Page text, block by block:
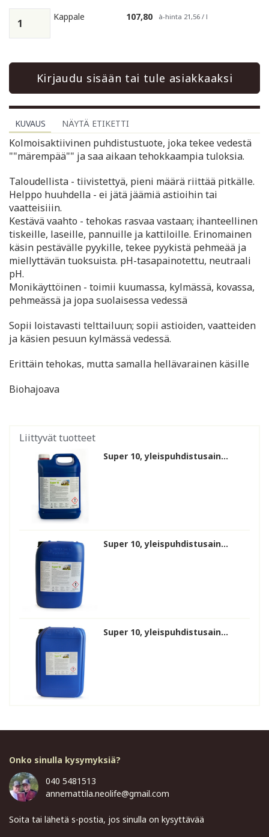
Kappale 107,80 à-hinta 21,56 / l
Kirjaudu sisään tai tule asiakkaaksi
KUVAUS NÄYTÄ ETIKETTI
Kolmoisaktiivinen puhdistustuote, joka tekee vedestä
""märempää"" ja saa aikaan tehokkaampia tuloksia.
Taloudellista - tiivistettyä, pieni määrä riittää pitkälle.
Helppo huuhdella - ei jätä jäämiä astioihin tai
vaatteisiiin.
Kestävä vaahto - tehokas rasvaa vastaan; ihanteellinen
tiskeille, laseille, pannuille ja kattiloille. Erinomainen
käsin pestävälle pyykille, tekee pyykistä pehmeää ja
miellyttävän tuoksuista. pH-tasapainotettu, neutraali
pH.
Monikäyttöinen - toimii kuumassa, kylmässä, kovassa,
pehmeässä ja jopa suolaisessa vedessä
Sopii loistavasti telttailuun; sopii astioiden, vaatteiden
ja käsien pesuun kylmässä vedessä.
Erittäin tehokas, mutta samalla hellävarainen käsille
Biohajoava
Liittyvät tuotteet
Super 10, yleispuhdistusain...
Super 10, yleispuhdistusain...
Super 10, yleispuhdistusain...
Onko sinulla kysymyksiä?
040 5481513
annemattila.neolife@gmail.com
Soita tai lähetä s-postia, jos sinulla on kysyttävää